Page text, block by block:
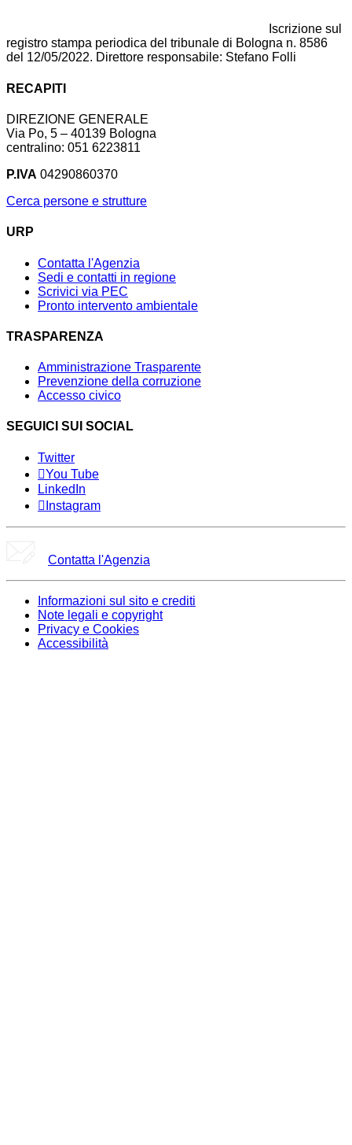
Iscrizione sul
registro stampa periodica del tribunale di Bologna n. 8586
del 12/05/2022. Direttore responsabile: Stefano Folli
RECAPITI
DIREZIONE GENERALE
Via Po, 5 – 40139 Bologna
centralino: 051 6223811
P.IVA 04290860370
Cerca persone e strutture
URP
Contatta l'Agenzia
Sedi e contatti in regione
Scrivici via PEC
Pronto intervento ambientale
TRASPARENZA
Amministrazione Trasparente
Prevenzione della corruzione
Accesso civico
SEGUICI SUI SOCIAL
Twitter
You Tube
LinkedIn
Instagram
Contatta l'Agenzia
Informazioni sul sito e crediti
Note legali e copyright
Privacy e Cookies
Accessibilità